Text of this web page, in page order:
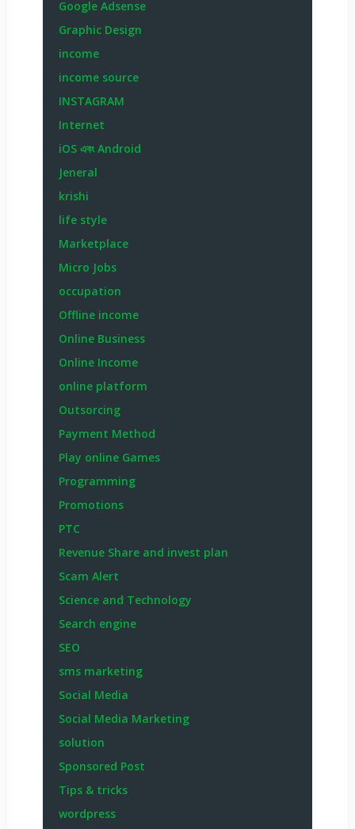
Google Adsense
Graphic Design
income
income source
INSTAGRAM
Internet
iOS এবং Android
Jeneral
krishi
life style
Marketplace
Micro Jobs
occupation
Offline income
Online Business
Online Income
online platform
Outsorcing
Payment Method
Play online Games
Programming
Promotions
PTC
Revenue Share and invest plan
Scam Alert
Science and Technology
Search engine
SEO
sms marketing
Social Media
Social Media Marketing
solution
Sponsored Post
Tips & tricks
wordpress